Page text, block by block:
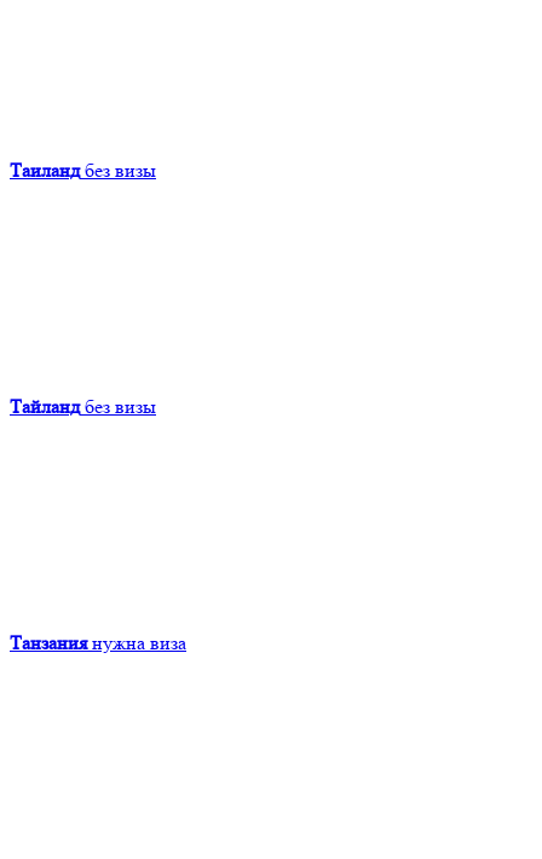
Таиланд без визы
Тайланд без визы
Танзания нужна виза